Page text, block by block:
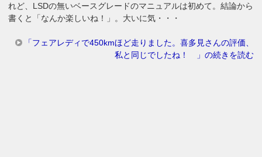
れど、LSDの無いベースグレードのマニュアルは初めて。結論から
書くと「なんか楽しいね！」。大いに気・・・
「フェアレディで450kmほど走りました。喜多見さんの評価、
私と同じでしたね！ 」の続きを読む